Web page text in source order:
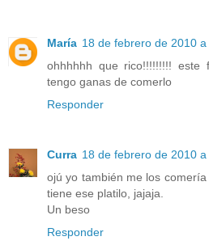
María 18 de febrero de 2010 a
ohhhhhh que rico!!!!!!!!!
tengo ganas de comerlo
Responder
Curra 18 de febrero de 2010
ojú yo también me los
tiene ese platilo, jajaja.
Un beso
Responder